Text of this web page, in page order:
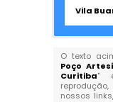
Vila
O texto
Poço
Curitiba"
nossos